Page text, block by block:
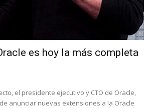
es hoy la más completa
el presidente ejecutivo y CTO de Oracle,
anunciar nuevas extensiones a la Oracle